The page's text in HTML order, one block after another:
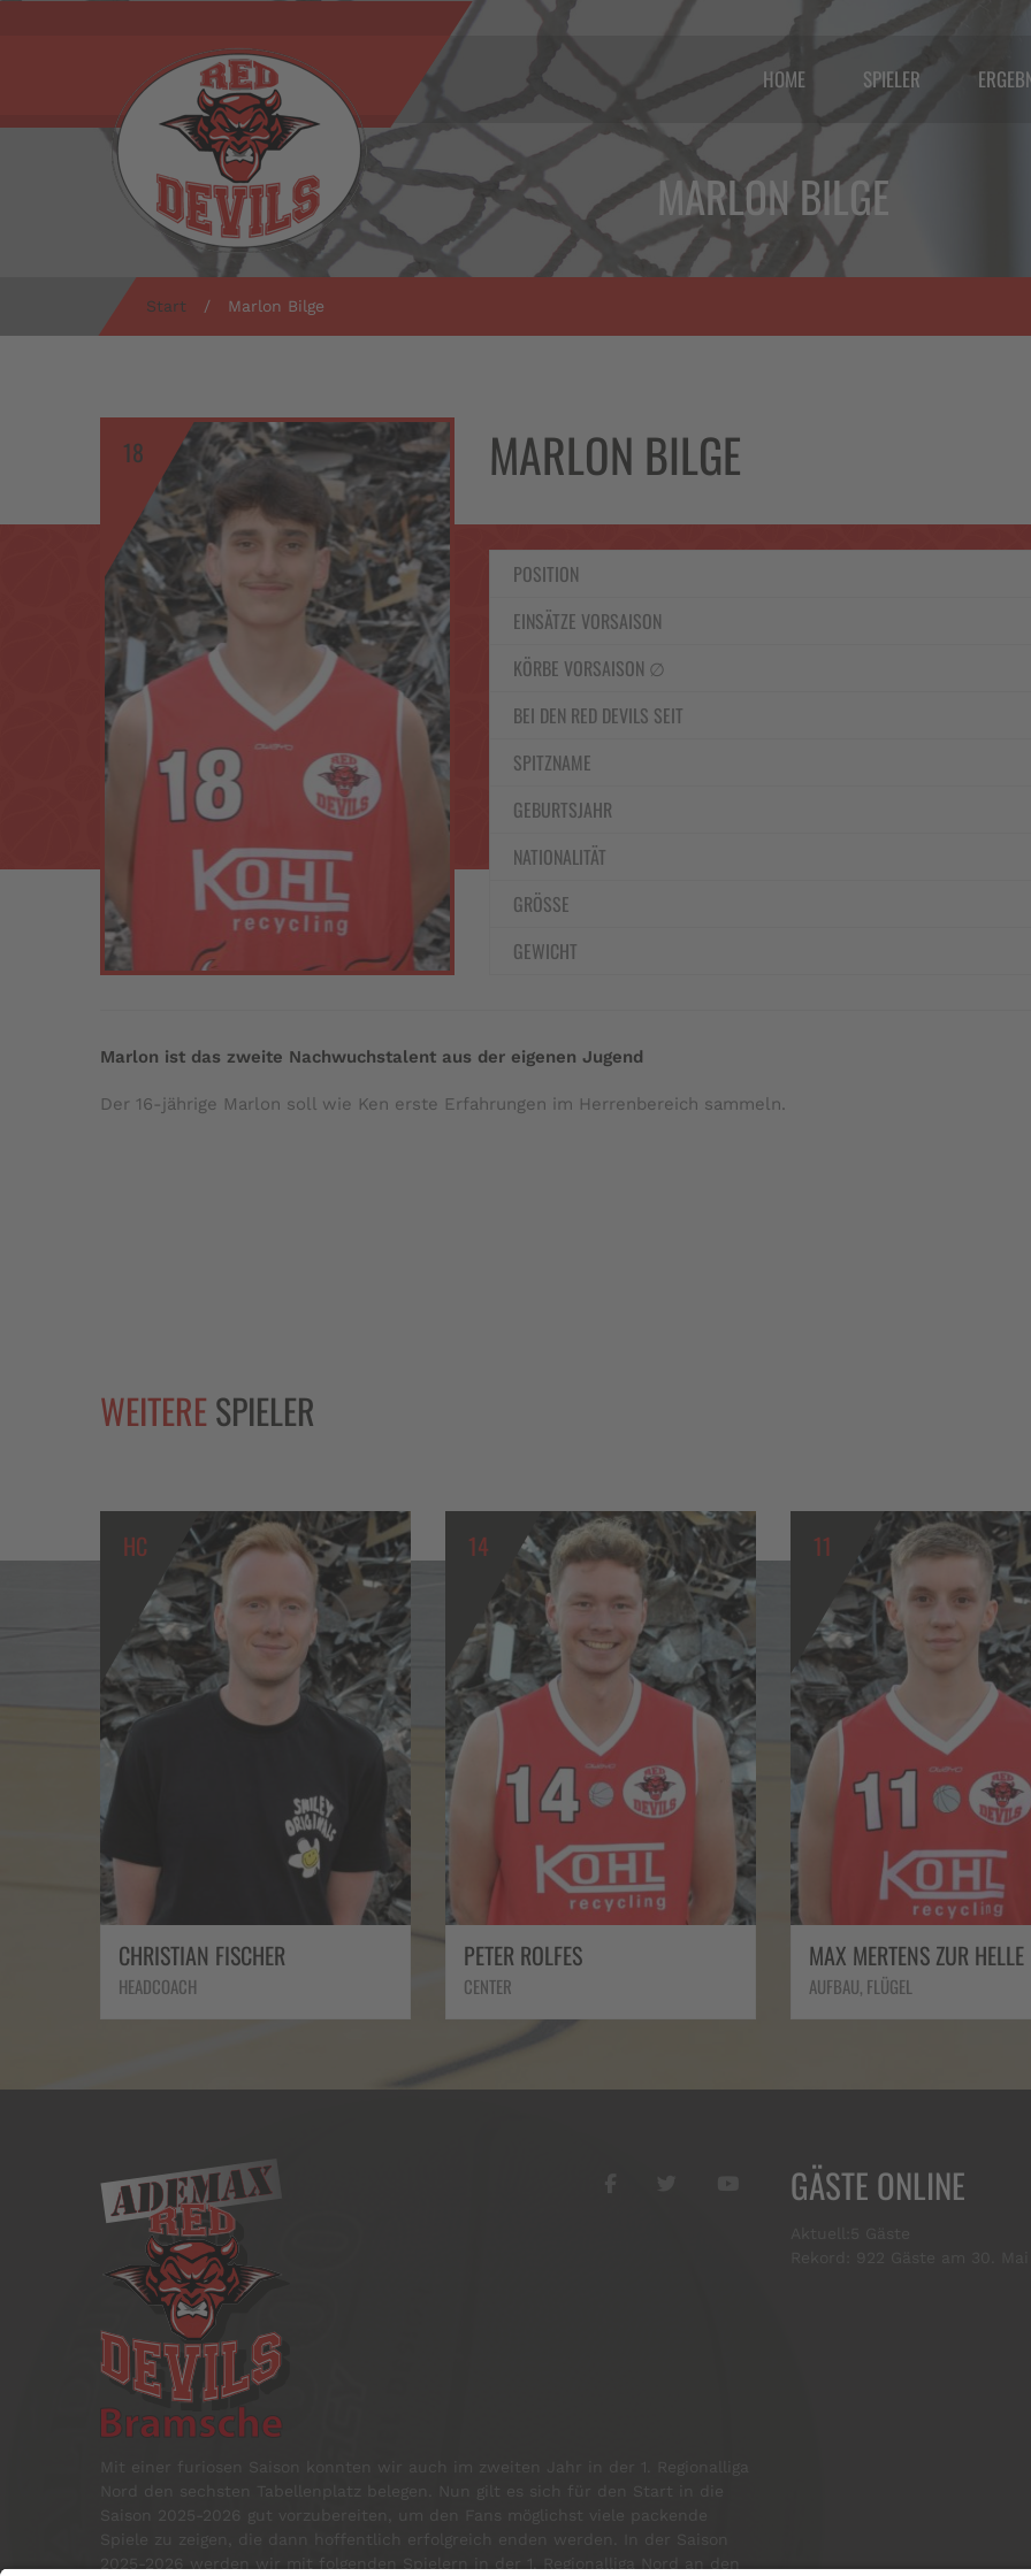
HOME SPIELER
MARLON BILGE
Start / Marlon Bilge
18 MARLON BILGE
POSITION
EINSÄTZE VORSAISON
KÖRBE VORSAISON ∅
BEI DEN RED DEVILS SEIT
SPITZNAME
GEBURTSJAHR
NATIONALITÄT
GRÖSSE
GEWICHT
Marlon ist das zweite Nachwuchstalent aus der eigenen Jugend
Der 16-jährige Marlon soll wie Ken erste Erfahrungen im Herrenbereich sammeln.
WEITERESPIELER
14
PETER ROLFES
CENTER
11
MAX MERTENS ZUR HELLE
AUFBAU, FLÜGEL
22
LASSE DRESING
FLÜGEL
Mit einer furiosen Saison konnten wir auch im zweiten Jahr in der 1. Regionalliga
Nord den sechsten Tabellenplatz belegen. Nun gilt es sich für den Start in die
Saison 2025-2026 gut vorzubereiten, um den Fans möglichst viele packende
Spiele zu zeigen, die dann hoffentlich erfolgreich enden werden. In der Saison
2025-2026 werden wir mit folgenden Spielern in der 1. Regionalliga Nord an den
GÄSTE ONLINE